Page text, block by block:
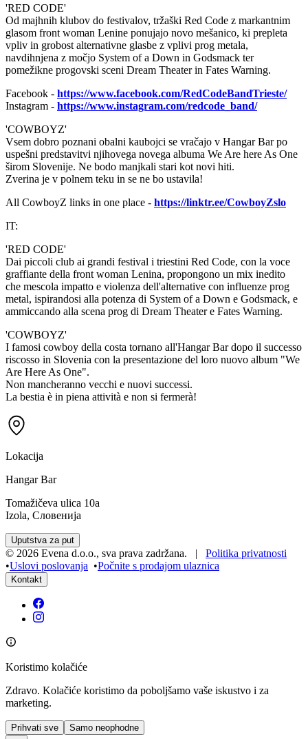
'RED CODE'
Od majhnih klubov do festivalov, tržaški Red Code z markantnim
glasom front woman Lenine ponujajo novo mešanico, ki prepleta
vpliv in grobost alternativne glasbe z vplivi prog metala,
navdihnjena z močjo System of a Down in Godsmack ter
pomežikne progovski sceni Dream Theater in Fates Warning.
Facebook - https://www.facebook.com/RedCodeBandTrieste/
Instagram - https://www.instagram.com/redcode_band/
'COWBOYZ'
Vsem dobro poznani obalni kaubojci se vračajo v Hangar Bar po
uspešni predstavitvi njihovega novega albuma We Are here As One
širom Slovenije. Ne bodo manjkali stari kot novi hiti.
Zverina je v polnem teku in se ne bo ustavila!
All CowboyZ links in one place - https://linktr.ee/CowboyZslo
IT:
'RED CODE'
Dai piccoli club ai grandi festival i triestini Red Code, con la voce
graffiante della front woman Lenina, propongono un mix inedito
che mescola impatto e violenza dell'alternative con influenze prog
metal, ispirandosi alla potenza di System of a Down e Godsmack, e
ammiccando alla scena prog di Dream Theater e Fates Warning.
'COWBOYZ'
I famosi cowboy della costa tornano all'Hangar Bar dopo il successo
riscosso in Slovenia con la presentazione del loro nuovo album "We
Are Here As One".
Non mancheranno vecchi e nuovi successi.
La bestia è in piena attività e non si fermerà!
Lokacija
Hangar Bar
Tomažičeva ulica 10a
Izola, Словенија
Uputstva za put
© 2026 Evena d.o.o., sva prava zadržana. | Politika privatnosti
•Uslovi poslovanja •Počnite s prodajom ulaznica
Kontakt
Koristimo kolačiće
Zdravo. Kolačiće koristimo da poboljšamo vaše iskustvo i za
marketing.
Prihvati sve Samo neophodne